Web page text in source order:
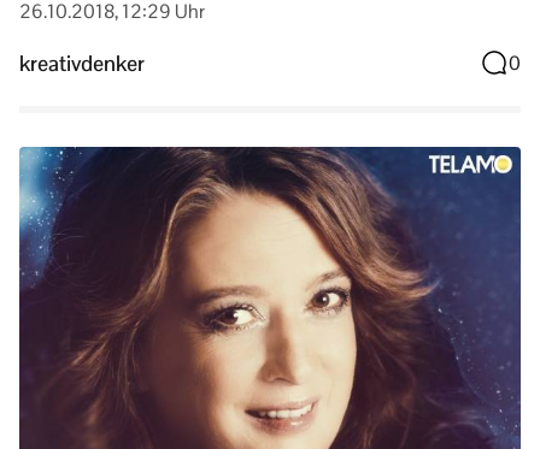
26.10.2018, 12:29 Uhr
kreativdenker 0